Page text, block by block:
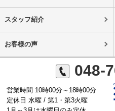
スタッフ紹介
お客様の声
048-
営業時間 10時00分～18時00分
定休日 水曜 / 第1・第3火曜